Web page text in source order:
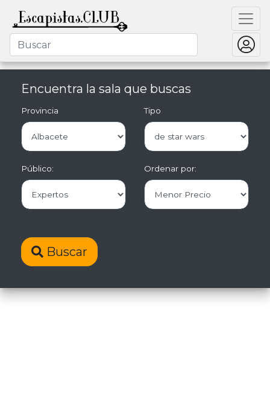
Encuentra la sala que buscas
Provincia Tipo
Público: Ordenar por:
Buscar